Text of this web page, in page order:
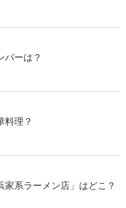
バーは？
料理？
系ラーメン店」はどこ？